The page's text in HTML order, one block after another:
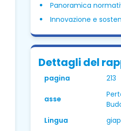
Panoramica
Innovazione e
Dettagli del
pagina 213
asse
Lingua